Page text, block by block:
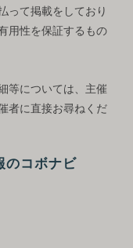
って掲載をしており
用性を保証するもの
等については、主催
者に直接お尋ねくだ
のコボナビ